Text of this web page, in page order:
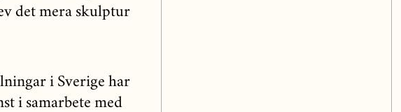
det mera skulptur
i Sverige har
i samarbete med